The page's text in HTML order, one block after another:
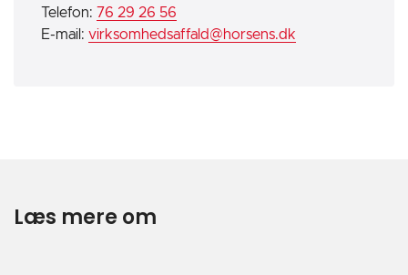
Telefon: 76 29 26 56
E-mail: virksomhedsaffald@horsens.dk
Læs mere om